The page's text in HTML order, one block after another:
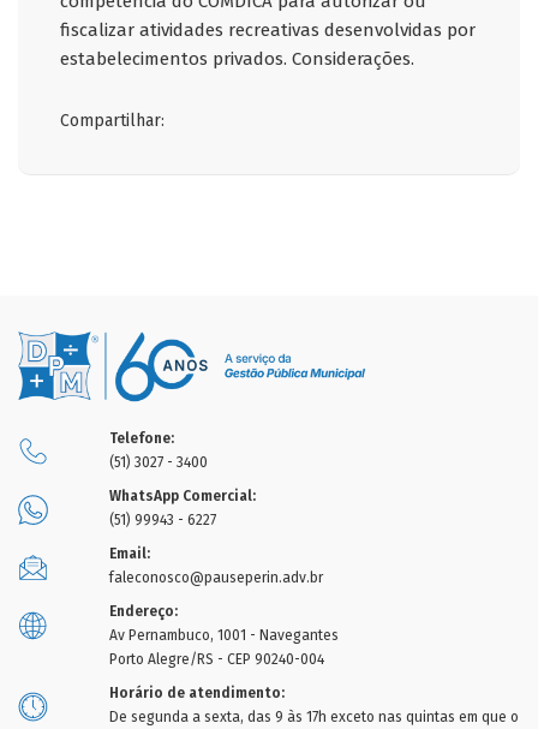
fiscalizar atividades recreativas desenvolvidas por
estabelecimentos privados. Considerações.
Compartilhar:
Telefone:
(51) 3027 - 3400
WhatsApp Comercial:
(51) 99943 - 6227
Email:
faleconosco@pauseperin.adv.br
Endereço:
Av Pernambuco, 1001 - Navegantes
Porto Alegre/RS - CEP 90240-004
Horário de atendimento:
De segunda a sexta, das 9 às 17h exceto nas quintas em que o